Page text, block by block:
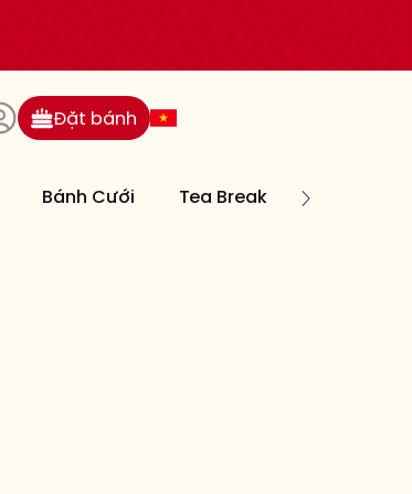
Đặt bánh
Bánh Cưới Tea Break